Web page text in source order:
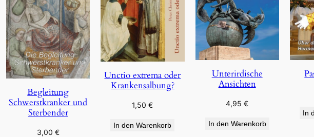
Begleitung
Schwerstkranker und
Sterbender
3,00 €
Unctio extrema oder
Krankensalbung?
1,50€
In den Warenkorb
Unterirdische
Ansichten
4,95€
In den Warenkorb
In